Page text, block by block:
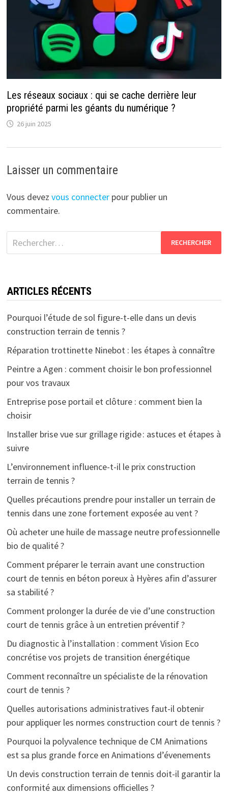
Les réseaux sociaux : qui se cache derrière leur
propriété parmi les géants du numérique ?
26 juin 2025
Laisser un commentaire
Vous devez vous connecterpour publier un
commentaire.
Rechercher :
ARTICLES RÉCENTS
Pourquoi l’étude de sol figure-t-elle dans un devis
construction terrain de tennis ?
Réparation trottinette Ninebot : les étapes à connaître
Peintre a Agen : comment choisir le bon professionnel
pour vos travaux
Entreprise pose portail et clôture : comment bien la
choisir
Installer brise vue sur grillage rigide : astuces et étapes à
suivre
L’environnement influence-t-il le prix construction
terrain de tennis ?
Quelles précautions prendre pour installer un terrain de
tennis dans une zone fortement exposée au vent ?
Où acheter une huile de massage neutre professionnelle
bio de qualité ?
Comment préparer le terrain avant une construction
court de tennis en béton poreux à Hyères afin d’assurer
sa stabilité ?
Comment prolonger la durée de vie d’une construction
court de tennis grâce à un entretien préventif ?
Du diagnostic à l’installation : comment Vision Eco
concrétise vos projets de transition énergétique
Comment reconnaître un spécialiste de la rénovation
court de tennis ?
Quelles autorisations administratives faut-il obtenir
pour appliquer les normes construction court de tennis ?
Pourquoi la polyvalence technique de CM Animations
est sa plus grande force en Animations d’évenements
Un devis construction terrain de tennis doit-il garantir la
conformité aux dimensions officielles ?